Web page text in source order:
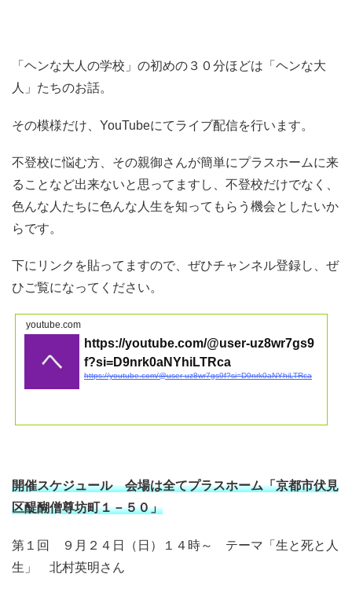
「ヘンな大人の学校」の初めの３０分ほどは「ヘンな大
人」たちのお話。
その模様だけ、YouTubeにてライブ配信を行います。
不登校に悩む方、その親御さんが簡単にプラスホームに来
ることなど出来ないと思ってますし、不登校だけでなく、
色んな人たちに色んな人生を知ってもらう機会としたいか
らです。
下にリンクを貼ってますので、ぜひチャンネル登録し、ぜ
ひご覧になってください。
youtube.com
https://youtube.com/@user-uz8wr7gs9
f?si=D9nrk0aNYhiLTRca
https://youtube.com/@user-uz8wr7gs9f?si=D9nrk0aNYhiLTRca
開催スケジュール 会場は全てプラスホーム「京都市伏見
区醍醐僧尊坊町１－５０」
第１回 ９月２４日（日）１４時～ テーマ「生と死と人
生」 北村英明さん